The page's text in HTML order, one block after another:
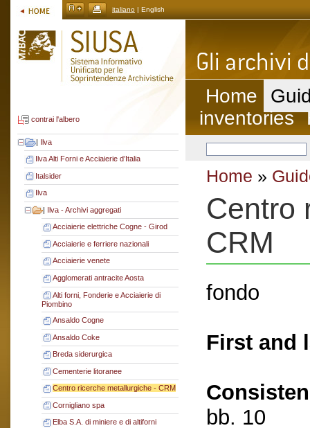
italiano | English
contrai l'albero
| Ilva
Ilva Alti Forni e Acciaierie d’Italia
Italsider
Ilva
| Ilva - Archivi aggregati
Acciaierie elettriche Cogne - Girod
Acciaierie e ferriere nazionali
Acciaierie venete
Agglomerati antracite Aosta
Alti forni, Fonderie e Acciaierie di
Piombino
Ansaldo Cogne
Ansaldo Coke
Breda siderurgica
Cementerie litoranee
Centro ricerche metallurgiche - CRM
Cornigliano spa
Elba S.A. di miniere e di altiforni
Home
inventories
Home »
Centro
CRM
fondo
First and
bb. 10